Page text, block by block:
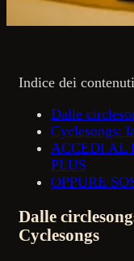
Indice dei contenuti
Dalle
Cyclesongs:
ACCEDI AL
PLUS
OPPURE
Dalle
Cyclesongs